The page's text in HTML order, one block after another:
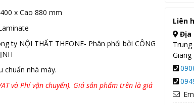
x Cao 880 mm
ty NỘI THẤT THEONE- Phân phối bởi CÔNG
nhà máy.
và Phí vận chuyển). Giá sản phẩm trên là giá
Liên
Địa
Giang